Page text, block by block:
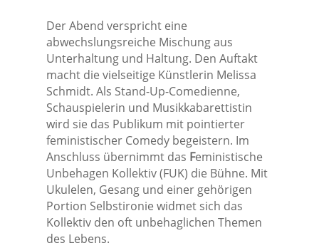
Der Abend verspricht eine
abwechslungsreiche Mischung aus
Unterhaltung und Haltung. Den Auftakt
macht die vielseitige Künstlerin Melissa
Schmidt. Als Stand-Up-Comedienne,
Schauspielerin und Musikkabarettistin
wird sie das Publikum mit pointierter
feministischer Comedy begeistern. Im
Anschluss übernimmt das Feministische
Unbehagen Kollektiv (FUK) die Bühne. Mit
Ukulelen, Gesang und einer gehörigen
Portion Selbstironie widmet sich das
Kollektiv den oft unbehaglichen Themen
des Lebens.